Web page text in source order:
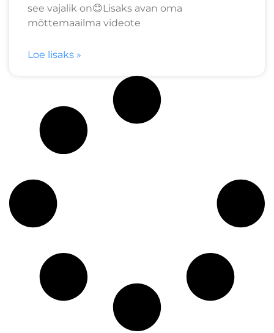
see vajalik on😊Lisaks avan oma
mõttemaailma videote
Loe lisaks »